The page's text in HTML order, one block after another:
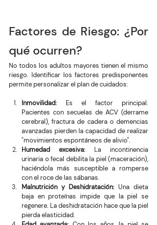
Factores de Riesgo: ¿Por
qué ocurren?
No todos los adultos mayores tienen el mismo
riesgo. Identificar los factores predisponentes
permite personalizar el plan de cuidados:
Inmovilidad: Es el factor principal.
Pacientes con secuelas de ACV (derrame
cerebral), fractura de cadera o demencias
avanzadas pierden la capacidad de realizar
"movimientos espontáneos de alivio".
Humedad excesiva: La incontinencia
urinaria o fecal debilita la piel (maceración),
haciéndola más susceptible a romperse
con el roce de las sábanas.
Malnutrición y Deshidratación: Una dieta
baja en proteínas impide que la piel se
regenere. La deshidratación hace que la piel
pierda elasticidad.